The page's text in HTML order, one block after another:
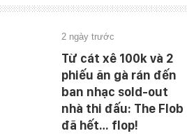
2 ngày trước
Từ cát xê 100k và 2
phiếu ăn gà rán đến
ban nhạc sold-out
nhà thi đấu: The Flob
đã hết… flop!